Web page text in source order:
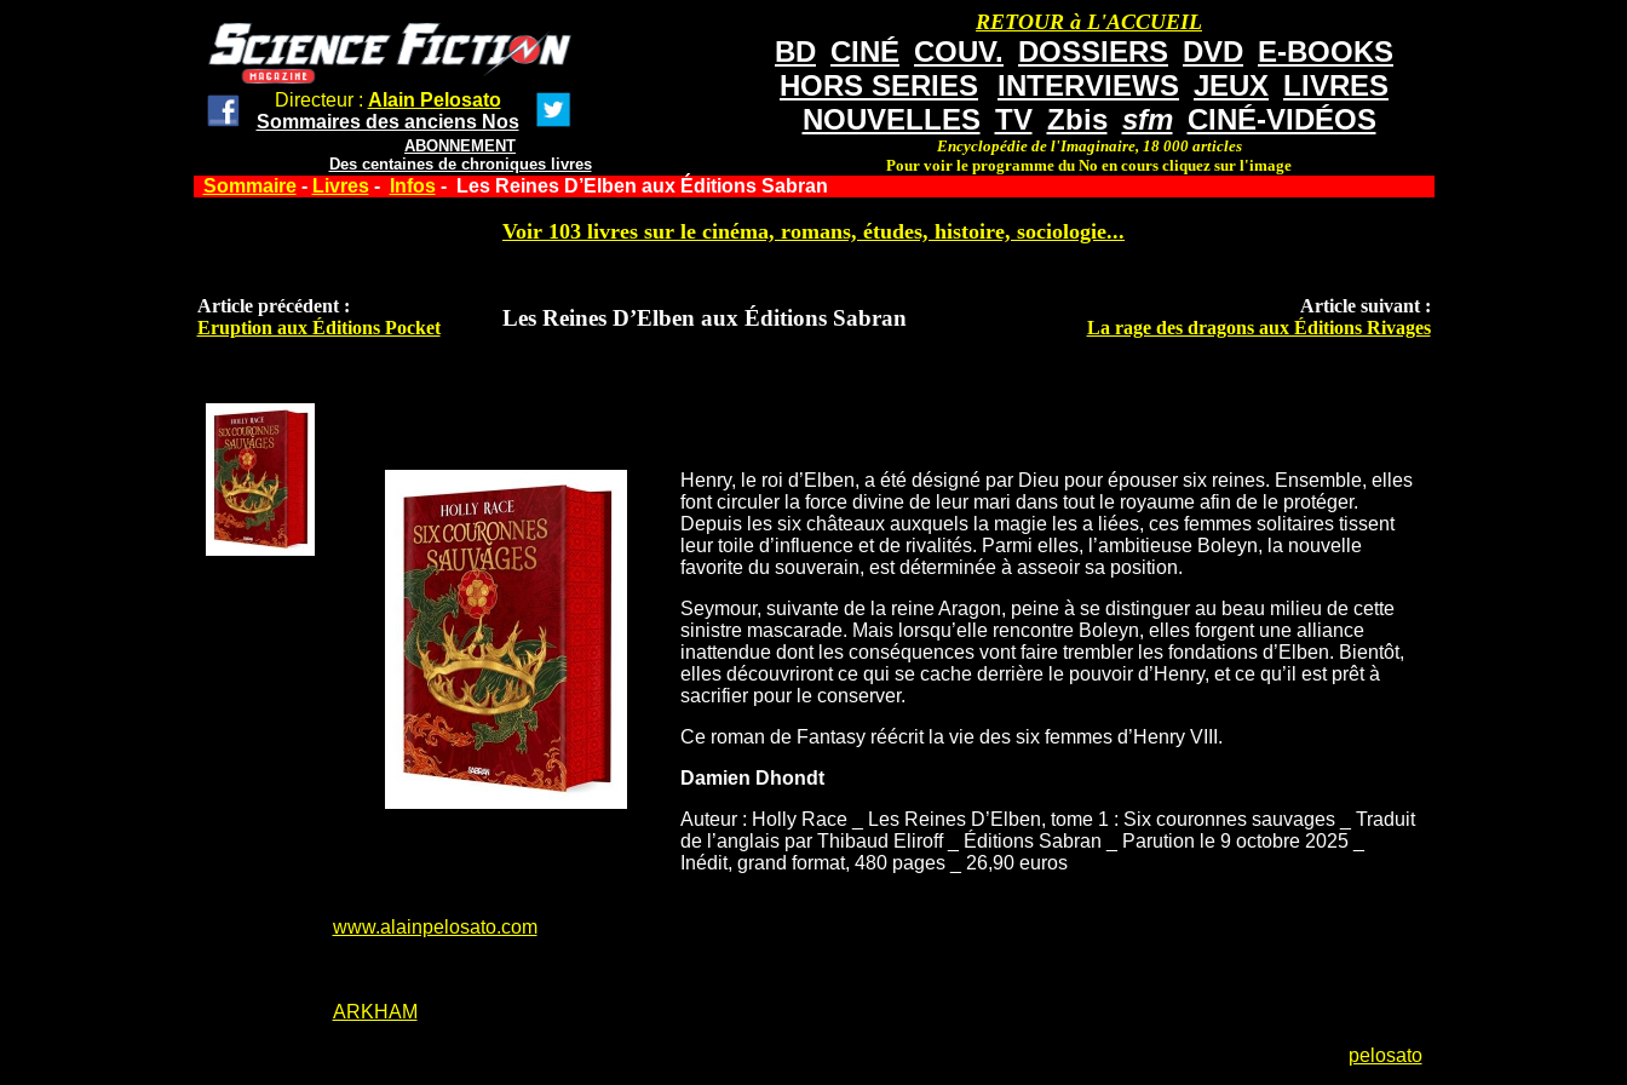
Directeur : Alain Pelosato
Sommaires des anciens Nos
ABONNEMENT
Des centaines de chroniques livres
RETOUR à L'ACCUEIL
BD CINÉ COUV. DOSSIERS DVD E-BOOKS
HORS SERIES
INTERVIEWS JEUX LIVRES
NOUVELLES TV Zbis sfm CINÉ-VIDÉOS
Encyclopédie de l'Imaginaire, 18 000 articles
Pour voir le programme du No en cours cliquez sur l'image
Sommaire- Livres- Infos- Les Reines D’Elben aux Éditions Sabran
Voir 103 livres sur le cinéma, romans, études, histoire, sociologie...
Article précédent :
Eruption aux Éditions Pocket
Les Reines D’Elben aux Éditions Sabran
Article suivant :
La rage des dragons aux Éditions Rivages
Henry, le roi d’Elben, a été désigné par Dieu pour épouser six reines. Ensemble, elles
font circuler la force divine de leur mari dans tout le royaume afin de le protéger.
Depuis les six châteaux auxquels la magie les a liées, ces femmes solitaires tissent
leur toile d’influence et de rivalités. Parmi elles, l’ambitieuse Boleyn, la nouvelle
favorite du souverain, est déterminée à asseoir sa position.
Seymour, suivante de la reine Aragon, peine à se distinguer au beau milieu de cette
sinistre mascarade. Mais lorsqu’elle rencontre Boleyn, elles forgent une alliance
inattendue dont les conséquences vont faire trembler les fondations d’Elben. Bientôt,
elles découvriront ce qui se cache derrière le pouvoir d’Henry, et ce qu’il est prêt à
sacrifier pour le conserver.
Ce roman de Fantasy réécrit la vie des six femmes d’Henry VIII.
Damien Dhondt
Auteur : Holly Race _ Les Reines D’Elben, tome 1 : Six couronnes sauvages _ Traduit
de l’anglais par Thibaud Eliroff _ Éditions Sabran _ Parution le 9 octobre 2025 _
Inédit, grand format, 480 pages _ 26,90 euros
www.alainpelosato.com
ARKHAM
pelosato